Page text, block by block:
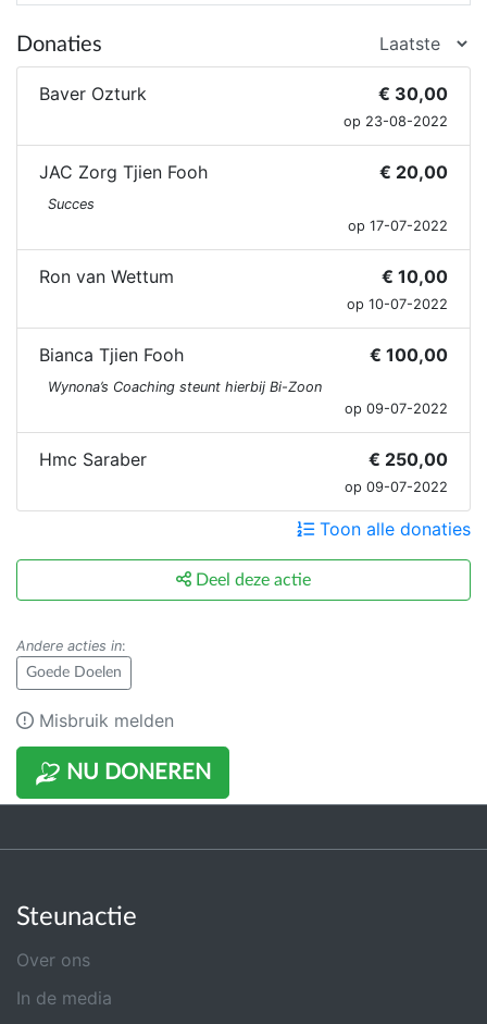
NU DONEREN
Donaties
Baver Ozturk € 30,00
op 23-08-2022
JAC Zorg Tjien Fooh € 20,00
Succes
op 17-07-2022
Ron van Wettum € 10,00
op 10-07-2022
Bianca Tjien Fooh € 100,00
Wynona’s Coaching steunt hierbij Bi-Zoon
op 09-07-2022
Hmc Saraber € 250,00
op 09-07-2022
Toon alle donaties
Deel deze actie
Andere acties in:
Goede Doelen
Misbruik melden
Steunactie
Over ons
In de media